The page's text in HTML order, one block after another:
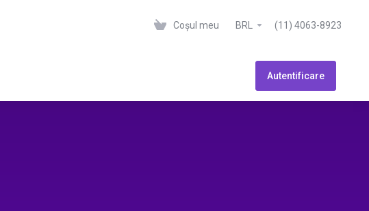
Coșul meu BRL (11) 4063-8923
Autentificare